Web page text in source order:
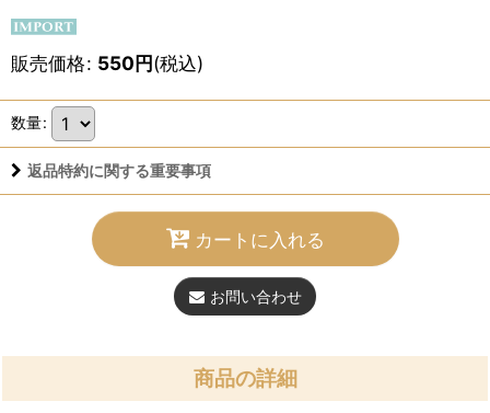
販売価格: 550円(税込)
数量:
返品特約に関する重要事項
カートに入れる
お問い合わせ
商品の詳細